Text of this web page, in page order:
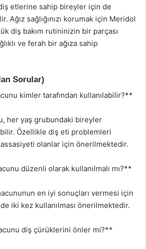
etlerine sahip bireyler için de
Ağız sağlığınızı korumak için Meridol
diş bakım rutininizin bir parçası
ve ferah bir ağıza sahip
Sorular)
kimler tarafından kullanılabilir?**
her yaş grubundaki bireyler
Özellikle diş eti problemleri
olanlar için önerilmektedir.
düzenli olarak kullanılmalı mı?**
en iyi sonuçları vermesi için
iki kez kullanılması önerilmektedir.
diş çürüklerini önler mi?**